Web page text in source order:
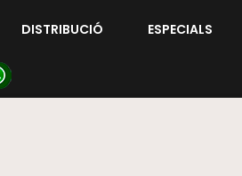
DISTRIBUCIÓ ESPECIALS